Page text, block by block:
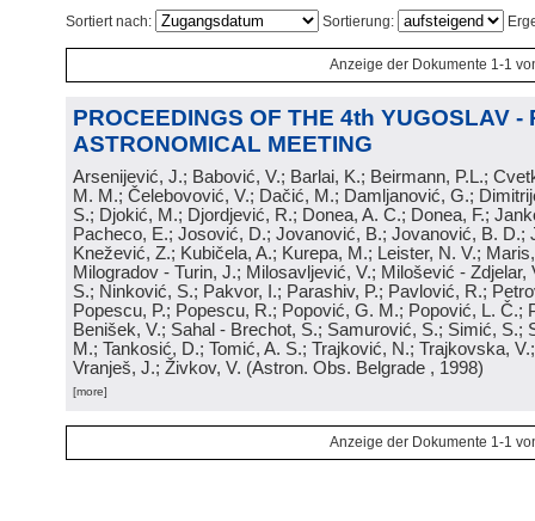
Sortiert nach: Sortierung:
Anzeige der Dokumente 1-1
PROCEEDINGS OF THE 4th YUGOSLAV -
ASTRONOMICAL MEETING
Arsenijević, J.; Babović, V.; Barlai, K.; Beirmann, P.L.;
M. M.; Čelebovović, V.; Dačić, M.; Damljanović, G.;
S.; Djokić, M.; Djordjević, R.; Donea, A. C.; Donea, F.;
Pacheco, E.; Josović, D.; Jovanović, B.; Jovanović, B. D.;
Knežević, Z.; Kubičela, A.; Kurepa, M.; Leister, N. V.;
Milogradov - Turin, J.; Milosavljević, V.; Milošević - Zdjelar,
S.; Ninković, S.; Pakvor, I.; Parashiv, P.; Pavlović, R.;
Popescu, P.; Popescu, R.; Popović, G. M.; Popović, L. Č.;
Benišek, V.; Sahal - Brechot, S.; Samurović, S.; Simić, S.;
M.; Tankosić, D.; Tomić, A. S.; Trajković, N.; Trajkovska,
Vranješ, J.; Živkov, V. (Astron. Obs. Belgrade , 1998)
[more]
Anzeige der Dokumente 1-1